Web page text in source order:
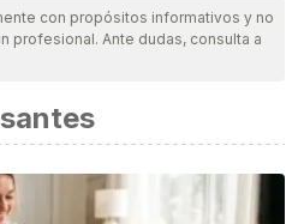
su calidad, confiabilidad,
de este artículo fue
Z. de, Garbin, L. M., Reis, P. E. D.
R. C. de C. P. (2012).
the central venous catheter in
con propósitos informativos y no
profesional. Ante dudas, consulta a